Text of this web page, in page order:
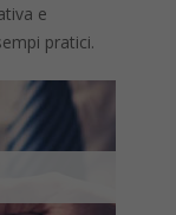
e
pratici.